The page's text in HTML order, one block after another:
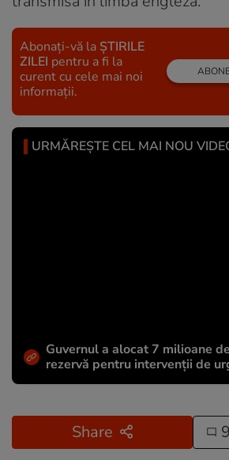
Abonați-vă la ȘTIRILE
ZILEI pentru a fi la
curent cu cele mai noi
informații.
URMĂREȘTE CEL MAI NOU
Guvernul a alocat 7 milioane
rezervă pentru intervenții de
Share